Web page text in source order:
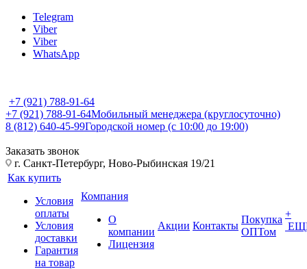
Telegram
Viber
Viber
WhatsApp
+7 (921) 788-91-64
+7 (921) 788-91-64Мобильный менеджера (круглосуточно)
8 (812) 640-45-99Городской номер (с 10:00 до 19:00)
Заказать звонок
г. Санкт-Петербург, Ново-Рыбинская 19/21
Как купить
Условия
оплаты
Условия
доставки
Гарантия
на товар
Компания
О
компании
Лицензия
Акции Контакты
Покупка
ОПТом
+